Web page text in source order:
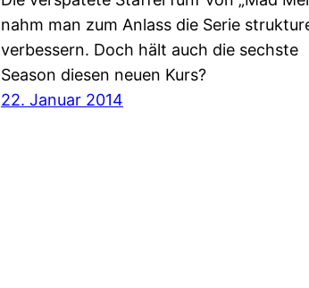
nahm man zum Anlass die Serie
verbessern. Doch hält auch die sechste
Season diesen neuen Kurs?
22. Januar 2014